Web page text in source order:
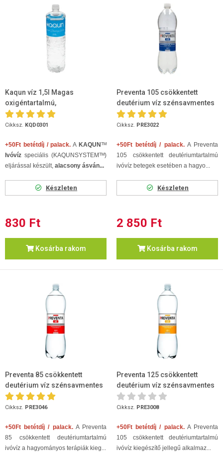
Kaqun víz 1,5l Magas
oxigéntartalmú,
szénsavmentes
Cikksz. KQD0301
+50Ft betétdíj / palack. A KAQUNᵀᴹ
Ivóvíz speciális (KAQUNSYSTEMᵀᴹ)
eljárással készült, alacsony ásván...
Készleten
830 Ft
Kosárba rakom
Preventa 105 csökkentett
deutérium víz szénsavmentes
1,5l
Cikksz. PRE3022
+50Ft betétdíj / palack.A Preventa
105 csökkentett deutériumtartalmú
ivóvíz betegek esetében a hagyo...
Készleten
2 850 Ft
Kosárba rakom
Preventa 85 csökkentett
deutérium víz szénsavmentes
1,5l
Cikksz. PRE3046
+50Ft betétdíj / palack.A Preventa
85 csökkentett deutériumtartalmú
ivóvíz a hagyományos terápiák kieg...
Preventa 125 csökkentett
deutérium víz szénsavmentes
1,5l
Cikksz. PRE3008
+50Ft betétdíj / palack.A Preventa
105 csökkentett deutériumtartalmú
ivóvíz kiegészítő jellegű alkalmaz...